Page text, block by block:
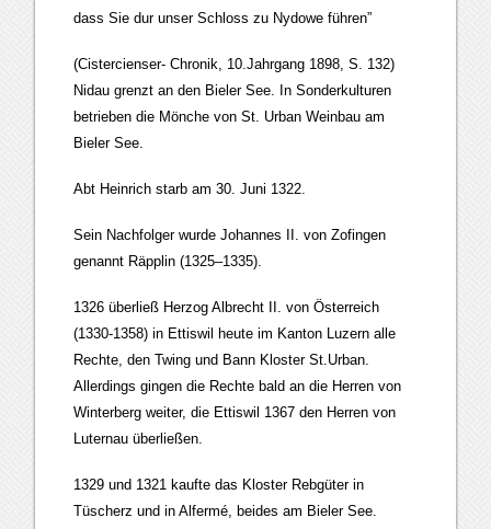
dass Sie dur unser Schloss zu Nydowe führen”
(Cistercienser- Chronik, 10.Jahrgang 1898, S. 132)
Nidau grenzt an den Bieler See. In Sonderkulturen
betrieben die Mönche von St. Urban Weinbau am
Bieler See.
Abt Heinrich starb am 30. Juni 1322.
Sein Nachfolger wurde Johannes II. von Zofingen
genannt Räpplin (1325–1335).
1326 überließ Herzog Albrecht II. von Österreich
(1330-1358) in Ettiswil heute im Kanton Luzern alle
Rechte, den Twing und Bann Kloster St.Urban.
Allerdings gingen die Rechte bald an die Herren von
Winterberg weiter, die Ettiswil 1367 den Herren von
Luternau überließen.
1329 und 1321 kaufte das Kloster Rebgüter in
Tüscherz und in Alfermé, beides am Bieler See.